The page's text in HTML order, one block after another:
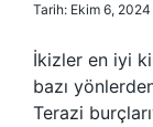
Tarih: Ekim 6, 2024
İkizler en iyi
bazı
Terazi